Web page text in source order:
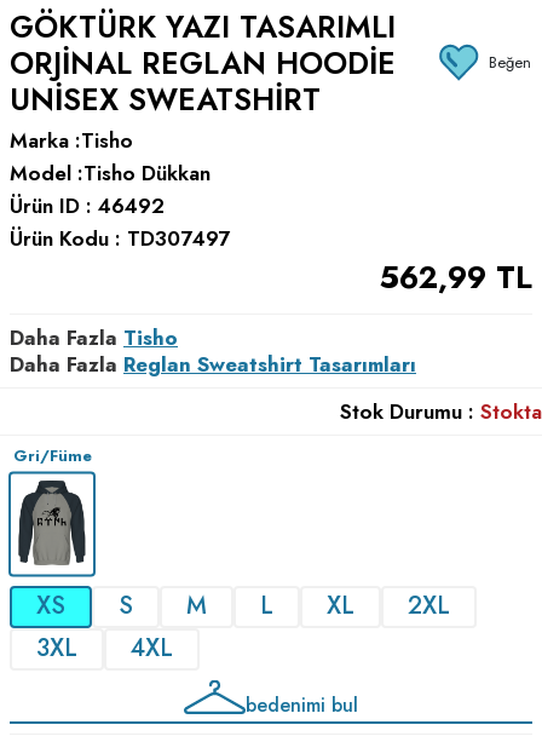
GÖKTÜRK YAZI TASARIMLI
ORJINAL REGLAN HOODIE
UNISEX SWEATSHIRT
Beğen
Marka :Tisho
Model :Tisho Dükkan
Ürün ID : 46492
Ürün Kodu : TD307497
562,99 TL
Daha Fazla Tisho
Daha Fazla Reglan Sweatshirt Tasarımları
Stok Durumu : Stokta
Gri/Füme
XS S M L XL
2XL
3XL
4XL
bedenimi bul